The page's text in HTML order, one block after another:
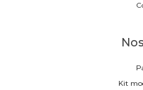
Kit